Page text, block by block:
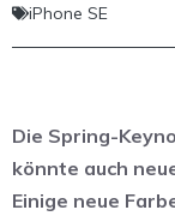
iPhone SE
Die Spring-
könnte auch
Einige neue